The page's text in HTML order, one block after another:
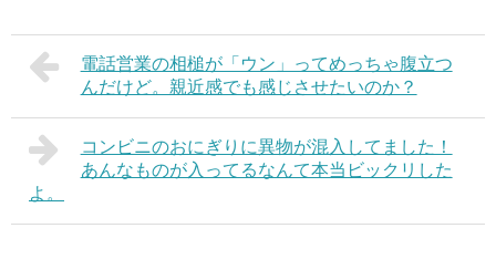
電話営業の相槌が「ウン」ってめっちゃ腹立つ
んだけど。親近感でも感じさせたいのか？
コンビニのおにぎりに異物が混入してました！
あんなものが入ってるなんて本当ビックリした
よ。